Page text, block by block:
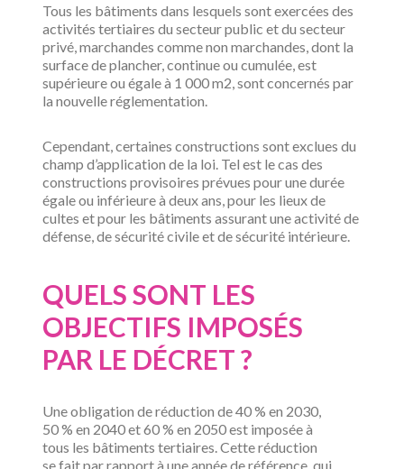
Tous les bâtiments dans lesquels sont exercées des
activités tertiaires du secteur public et du secteur
privé, marchandes comme non marchandes, dont la
surface de plancher, continue ou cumulée, est
supérieure ou égale à 1 000 m2, sont concernés par
la nouvelle réglementation.
Cependant, certaines constructions sont exclues du
champ d’application de la loi. Tel est le cas des
constructions provisoires prévues pour une durée
égale ou inférieure à deux ans, pour les lieux de
cultes et pour les bâtiments assurant une activité de
défense, de sécurité civile et de sécurité intérieure.
QUELS SONT LES
OBJECTIFS IMPOSÉS
PAR LE DÉCRET ?
Une obligation de réduction de 40 % en 2030,
50 % en 2040 et 60 % en 2050 est imposée à
tous les bâtiments tertiaires. Cette réduction
se fait par rapport à une année de référence, qui